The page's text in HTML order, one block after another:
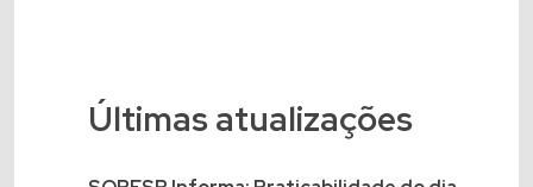
Últimas atualizações